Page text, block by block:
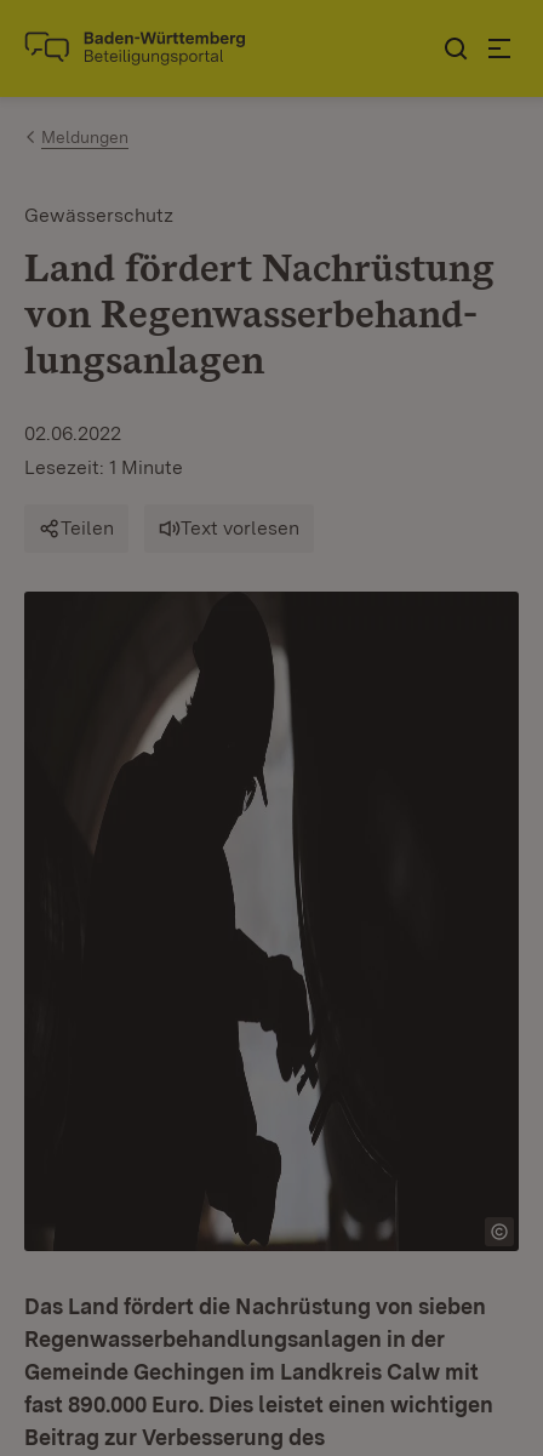
Zum Inhalt springen
Link zur Startseite
Meldungen
Gewässerschutz
Land fördert Nachrüstung
von Regenwasserbehand­
lungsanlagen
02.06.2022
Lesezeit: 1 Minute
Teilen Text vorlesen
Das Land fördert die Nachrüstung von sieben
Regenwasserbehandlungsanlagen in der
Gemeinde Gechingen im Landkreis Calw mit
fast 890.000 Euro. Dies leistet einen wichtigen
Beitrag zur Verbesserung des